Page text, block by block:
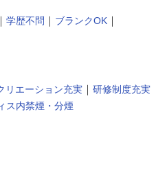
｜ 学歴不問 ｜ ブランクOK ｜
リエーション充実 ｜ 研修制度充実
ス内禁煙・分煙